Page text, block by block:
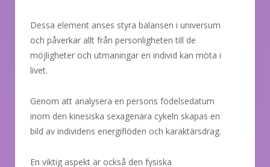
Dessa element anses styra balansen i universum
och påverkar allt från personligheten till de
möjligheter och utmaningar en individ kan möta i
livet.
Genom att analysera en persons födelsedatum
inom den kinesiska sexagenära cykeln skapas en
bild av individens energiflöden och karaktärsdrag.
En viktig aspekt är också den fysiska